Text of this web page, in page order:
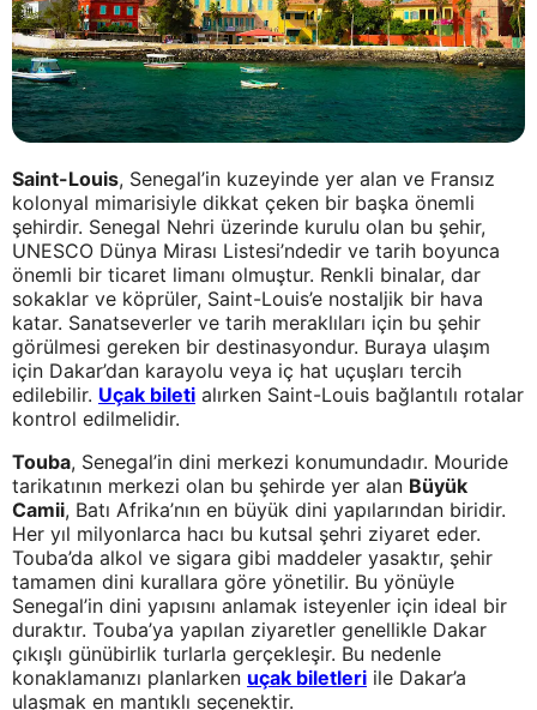
Saint-Louis, Senegal’in kuzeyinde yer alan ve Fransız
kolonyal mimarisiyle dikkat çeken bir başka önemli
şehirdir. Senegal Nehri üzerinde kurulu olan bu şehir,
UNESCO Dünya Mirası Listesi’ndedir ve tarih boyunca
önemli bir ticaret limanı olmuştur. Renkli binalar, dar
sokaklar ve köprüler, Saint-Louis’e nostaljik bir hava
katar. Sanatseverler ve tarih meraklıları için bu şehir
görülmesi gereken bir destinasyondur. Buraya ulaşım
için Dakar’dan karayolu veya iç hat uçuşları tercih
edilebilir. Uçak bileti alırken Saint-Louis bağlantılı rotalar
kontrol edilmelidir.
Touba, Senegal’in dini merkezi konumundadır. Mouride
tarikatının merkezi olan bu şehirde yer alan Büyük
Camii, Batı Afrika’nın en büyük dini yapılarından biridir.
Her yıl milyonlarca hacı bu kutsal şehri ziyaret eder.
Touba’da alkol ve sigara gibi maddeler yasaktır, şehir
tamamen dini kurallara göre yönetilir. Bu yönüyle
Senegal’in dini yapısını anlamak isteyenler için ideal bir
duraktır. Touba’ya yapılan ziyaretler genellikle Dakar
çıkışlı günübirlik turlarla gerçekleşir. Bu nedenle
konaklamanızı planlarken uçak biletleri ile Dakar’a
ulaşmak en mantıklı seçenektir.